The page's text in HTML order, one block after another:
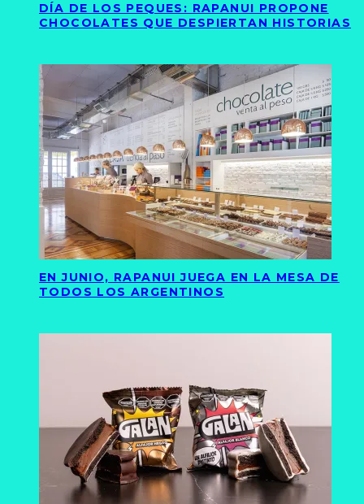
DÍA DE LOS PEQUES: RAPANUI PROPONE
CHOCOLATES QUE DESPIERTAN HISTORIAS
EN JUNIO, RAPANUI JUEGA EN LA MESA DE
TODOS LOS ARGENTINOS